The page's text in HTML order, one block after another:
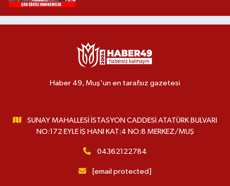
Haber 49, Muş'un en tarafsız gazetesi
SUNAY MAHALLESİ İSTASYON CADDESİ ATATÜRK BULVARI
NO:172 EYLE İŞ HANI KAT:4 NO:8 MERKEZ/MUŞ
04362122784
[email protected]